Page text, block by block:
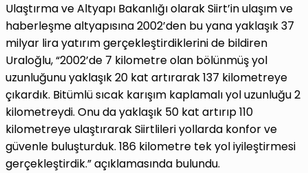
Ulaştırma ve Altyapı Bakanlığı olarak Siirt’in ulaşım ve
haberleşme altyapısına 2002’den bu yana yaklaşık 37
milyar lira yatırım gerçekleştirdiklerini de bildiren
Uraloğlu, “2002’de 7 kilometre olan bölünmüş yol
uzunluğunu yaklaşık 20 kat artırarak 137 kilometreye
çıkardık. Bitümlü sıcak karışım kaplamalı yol uzunluğu 2
kilometreydi. Onu da yaklaşık 50 kat artırıp 110
kilometreye ulaştırarak Siirtlileri yollarda konfor ve
güvenle buluşturduk. 186 kilometre tek yol iyileştirmesi
gerçekleştirdik.” açıklamasında bulundu.